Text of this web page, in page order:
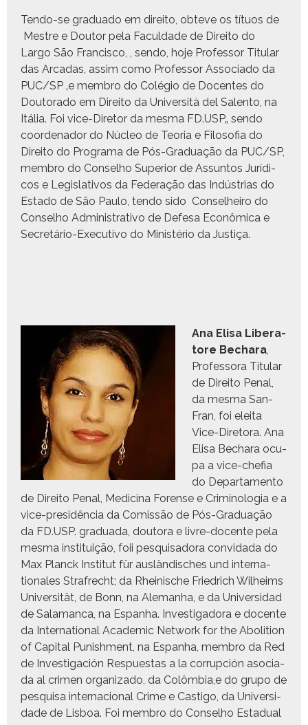
Ten­do-se grad­u­a­do em dire­ito, obteve os títu­os de
Mestre e Doutor pela Fac­ul­dade de Dire­ito do
Largo São Fran­cis­co, , sendo, hoje Pro­fes­sor Tit­u­lar
das Arcadas, assim como Pro­fes­sor Asso­ci­a­do da
PUC/SP ‚e mem­bro do Colé­gio de Docentes do
Doutora­do em Dire­ito da Uni­ver­sità del Salen­to, na
Itália. Foi vice-Dire­tor da mes­ma FD.USP„ sendo
coor­de­nador do Núcleo de Teo­ria e Filosofia do
Dire­ito do Pro­gra­ma de Pós-Grad­u­ação da PUC/SP,
mem­bro do Con­sel­ho Supe­ri­or de Assun­tos Jurídi­
cos e Leg­isla­tivos da Fed­er­ação das Indús­trias do
Esta­do de São Paulo, ten­do sido Con­sel­heiro do
Con­sel­ho Admin­is­tra­ti­vo de Defe­sa Econômi­ca e
Secretário-Exec­u­ti­vo do Min­istério da Justiça.
Ana Elisa Lib­er­a­
tore Bechara,
Pro­fes­so­ra Tit­u­lar
de Dire­ito Penal,
da mes­ma San­
Fran, foi elei­ta
Vice-Dire­to­ra. Ana
Elisa Bechara ocu­
pa a vice-chefia
do Depar­ta­men­to
de Dire­ito Penal, Med­i­c­i­na Forense e Crim­i­nolo­gia e a
vice-presidên­cia da Comis­são de Pós-Grad­u­ação
da FD.USP. grad­u­a­da, douto­ra e livre-docente pela
mes­ma insti­tu­ição, foii pesquisado­ra con­vi­da­da do
Max Planck Insti­tut für aus­ländis­ches und inter­na­
tionales Strafrecht; da Rheinis­che Friedrich Wil­heims
Uni­ver­sität, de Bonn, na Ale­man­ha, e da Uni­ver­si­dad
de Sala­man­ca, na Espan­ha. Inves­ti­gado­ra e docente
da Inter­na­tion­al Aca­d­e­m­ic Net­work for the Abo­li­tion
of Cap­i­tal Pun­ish­ment, na Espan­ha, mem­bro da Red
de Inves­ti­gación Respues­tas a la cor­rup­ción aso­ci­a­
da al crimen orga­ni­za­do, da Colômbia,e do grupo de
pesquisa inter­na­cional Crime e Cas­ti­go, da Uni­ver­si­
dade de Lis­boa. Foi mem­bro do Con­sel­ho Estad­ual